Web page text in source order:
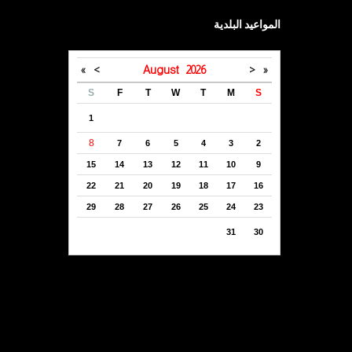
المواعيد البلدية
«
<
August 2026
>
»
S
M
T
W
T
F
S
1
2
3
4
5
6
7
8
9
10
11
12
13
14
15
16
17
18
19
20
21
22
23
24
25
26
27
28
29
30
31